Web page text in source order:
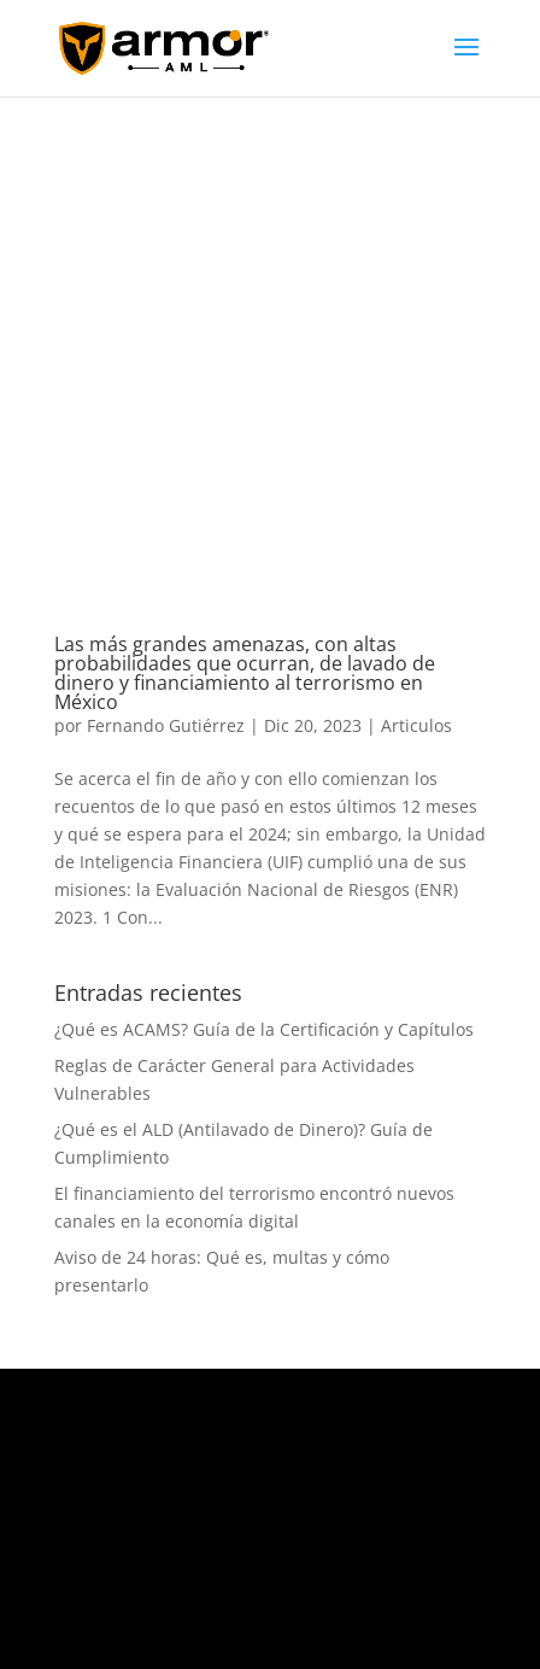
Las más grandes amenazas, con altas
probabilidades que ocurran, de lavado de
dinero y financiamiento al terrorismo en
México
por Fernando Gutiérrez | Dic 20, 2023 | Articulos
Se acerca el fin de año y con ello comienzan los
recuentos de lo que pasó en estos últimos 12 meses
y qué se espera para el 2024; sin embargo, la Unidad
de Inteligencia Financiera (UIF) cumplió una de sus
misiones: la Evaluación Nacional de Riesgos (ENR)
2023. 1 Con...
Entradas recientes
¿Qué es ACAMS? Guía de la Certificación y Capítulos
Reglas de Carácter General para Actividades
Vulnerables
¿Qué es el ALD (Antilavado de Dinero)? Guía de
Cumplimiento
El financiamiento del terrorismo encontró nuevos
canales en la economía digital
Aviso de 24 horas: Qué es, multas y cómo
presentarlo